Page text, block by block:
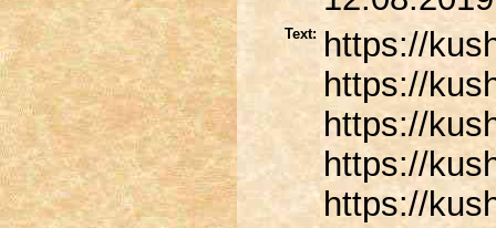
Text:
https://
https://
https://
https://
https://